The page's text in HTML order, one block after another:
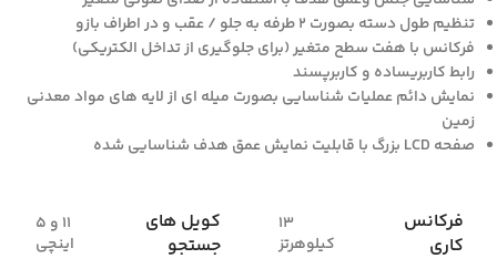
تنظیم طول دسته بصورت 2 طرفه به جلو / عقب و در اطراف بازو
فرکانس با هفت سطح متغیر (برای جلوگیری از تداخل الکتریکی)
رابط کاربریساده و کاربرپسند
نمایش دائم عملیات شناسایی بصورت میله ای از لایه های مواد معدنی
زمین
صفحه LCD بزرگ با قابلیت نمایش عمق هدف شناسایی شده
فرکانس
کاری
13
کیلوهرتز
کویل های
جستجو
11 و 5
اینچی